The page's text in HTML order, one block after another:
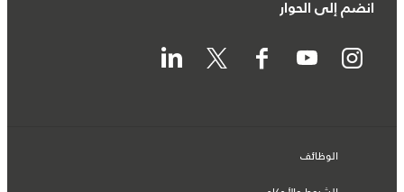
انضم إلى الحوار
الوظائف